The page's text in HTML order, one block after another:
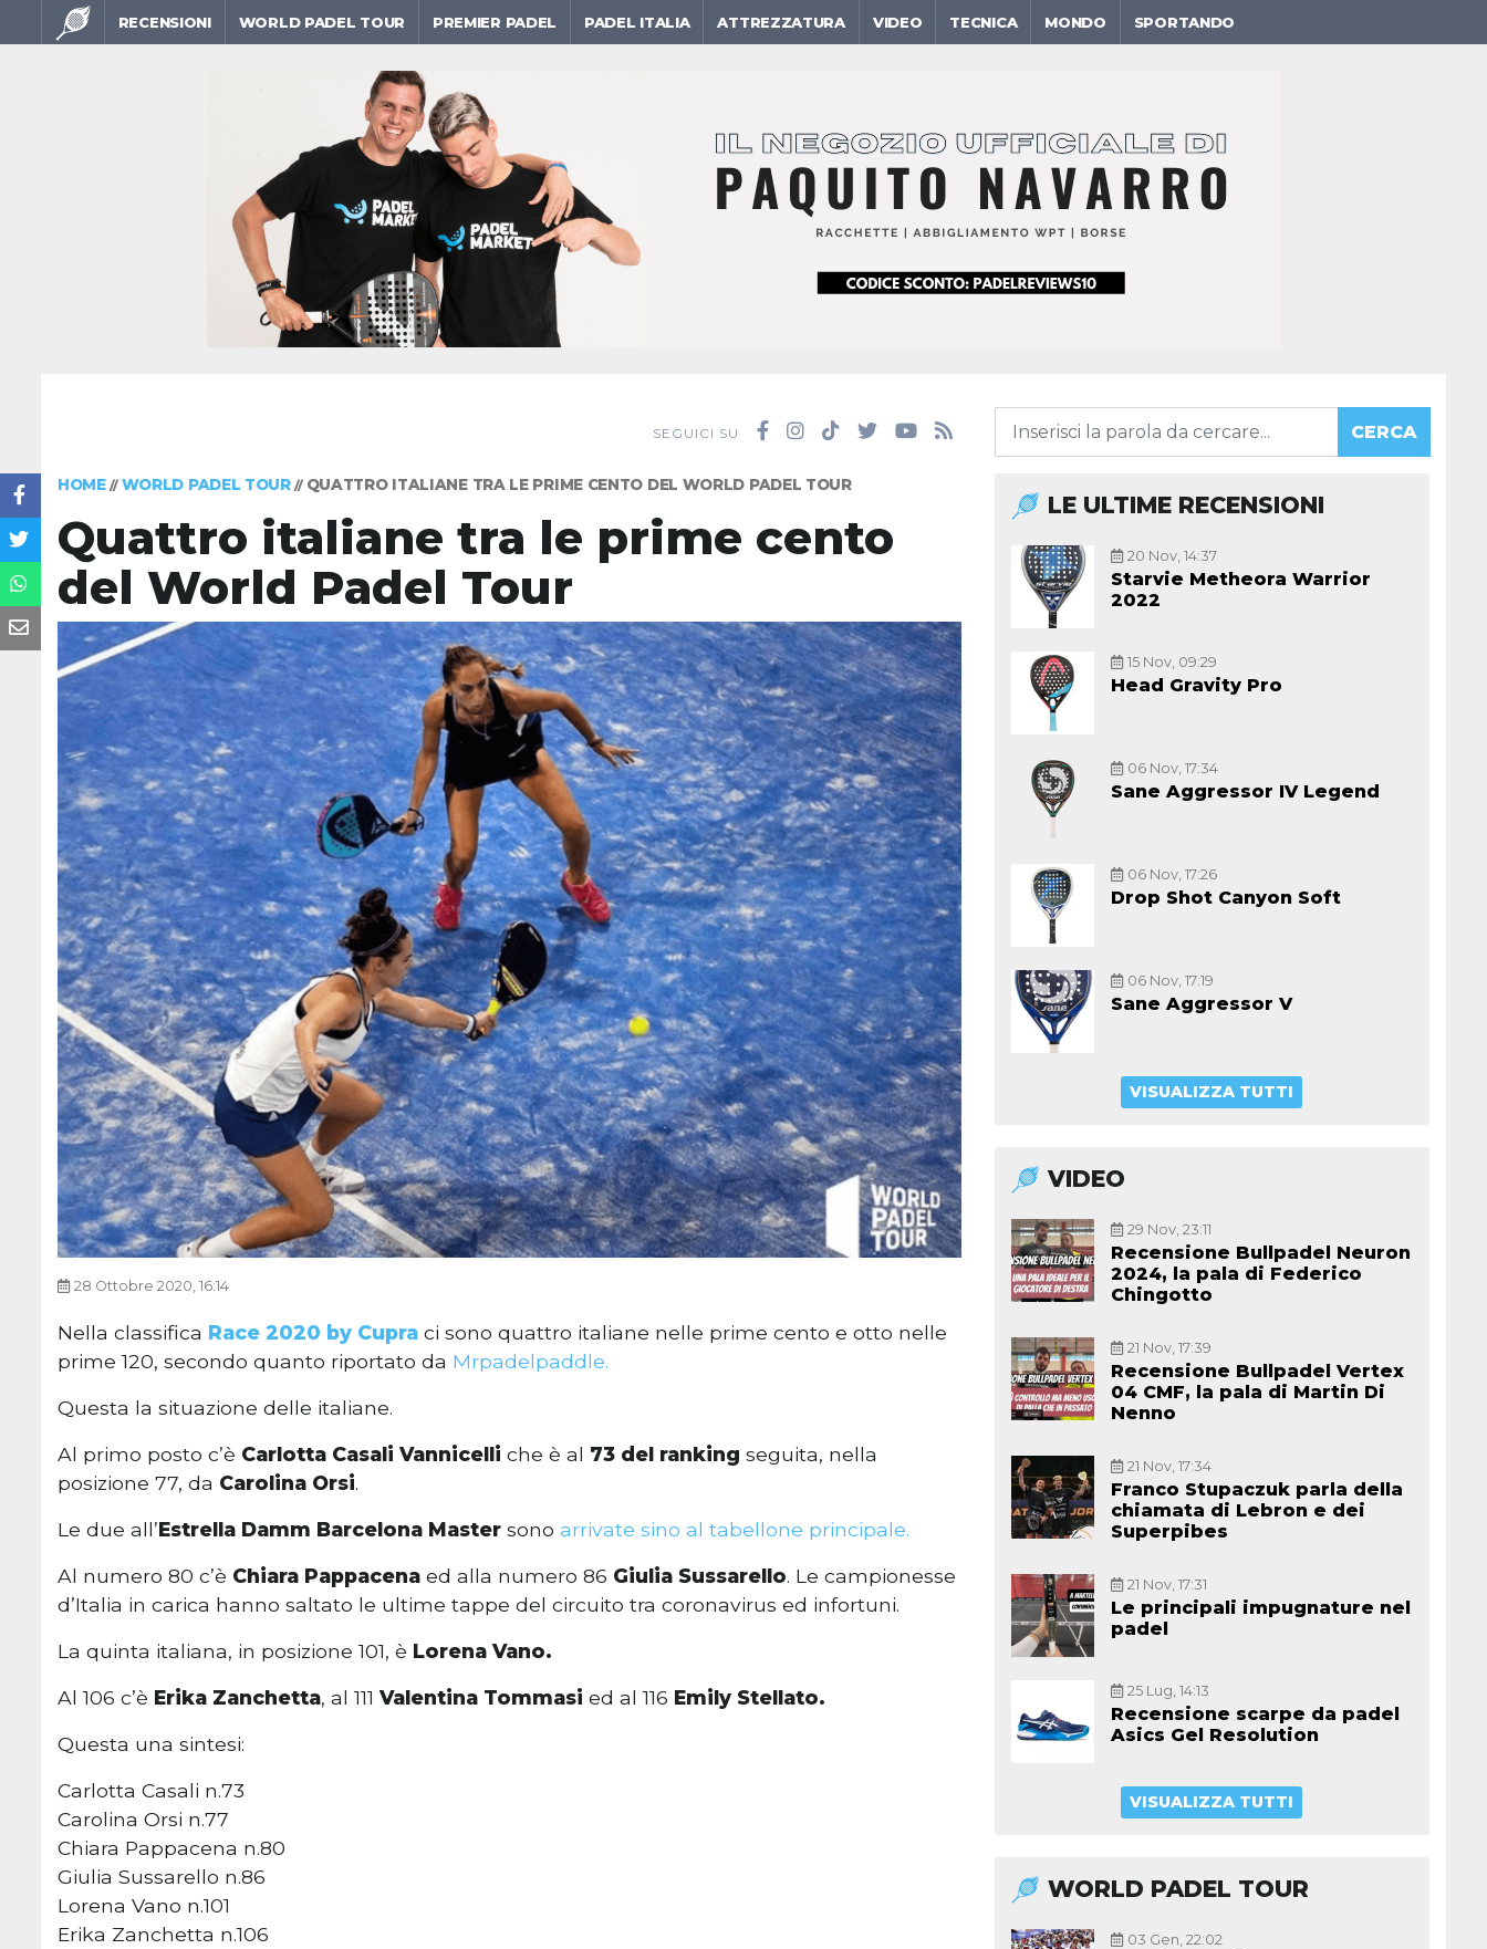
RECENSIONI WORLD PADEL TOUR PREMIER PADEL PADEL ITALIA ATTREZZATURA VIDEO TECNICA MONDO SPORTANDO
SEGUICI SU CERCA
HOME// WORLD PADEL TOUR// QUATTRO ITALIANE TRA LE PRIME CENTO DEL WORLD PADEL TOUR
Quattro italiane tra le prime cento
del World Padel Tour
28 Ottobre 2020, 16:14
Nella classifica Race 2020 by Cupra ci sono quattro italiane nelle prime cento e otto nelle
prime 120, secondo quanto riportato da Mrpadelpaddle.
Questa la situazione delle italiane.
Al primo posto c’è Carlotta Casali Vannicelli che è al 73 del ranking seguita, nella
posizione 77, da Carolina Orsi.
Le due all’Estrella Damm Barcelona Master sono arrivate sino al tabellone principale.
Al numero 80 c’è Chiara Pappacena ed alla numero 86 Giulia Sussarello. Le campionesse
d’Italia in carica hanno saltato le ultime tappe del circuito tra coronavirus ed infortuni.
La quinta italiana, in posizione 101, è Lorena Vano.
Al 106 c’è Erika Zanchetta, al 111 Valentina Tommasi ed al 116 Emily Stellato.
Questa una sintesi:
Carlotta Casali n.73
Carolina Orsi n.77
Chiara Pappacena n.80
Giulia Sussarello n.86
Lorena Vano n.101
Erika Zanchetta n.106
LE ULTIME RECENSIONI
20 Nov, 14:37
Starvie Metheora Warrior
2022
15 Nov, 09:29
Head Gravity Pro
06 Nov, 17:34
Sane Aggressor IV Legend
06 Nov, 17:26
Drop Shot Canyon Soft
06 Nov, 17:19
Sane Aggressor V
VISUALIZZA TUTTI
VIDEO
29 Nov, 23:11
Recensione Bullpadel Neuron
2024, la pala di Federico
Chingotto
21 Nov, 17:39
Recensione Bullpadel Vertex
04 CMF, la pala di Martin Di
Nenno
21 Nov, 17:34
Franco Stupaczuk parla della
chiamata di Lebron e dei
Superpibes
21 Nov, 17:31
Le principali impugnature nel
padel
25 Lug, 14:13
Recensione scarpe da padel
Asics Gel Resolution
VISUALIZZA TUTTI
WORLD PADEL TOUR
03 Gen, 22:02